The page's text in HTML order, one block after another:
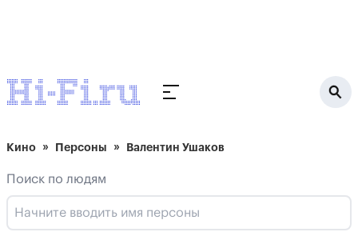
Кино Персоны Валентин Ушаков
Поиск по людям